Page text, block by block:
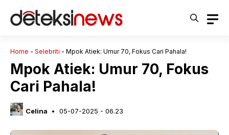
Home - Selebriti - Mpok Atiek: Umur 70, Fokus Cari Pahala!
Mpok Atiek: Umur 70, Fokus
Cari Pahala!
Celina 05-07-2025 - 06.23